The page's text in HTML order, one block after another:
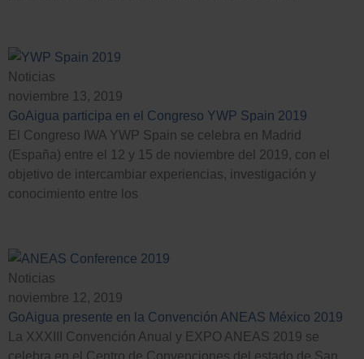
Noticias
noviembre 13, 2019
GoAigua participa en el Congreso YWP Spain 2019
El Congreso IWA YWP Spain se celebra en Madrid
(España) entre el 12 y 15 de noviembre del 2019, con el
objetivo de intercambiar experiencias, investigación y
conocimiento entre los
Noticias
noviembre 12, 2019
GoAigua presente en la Convención ANEAS México 2019
La XXXIII Convención Anual y EXPO ANEAS 2019 se
celebra en el Centro de Convenciones del estado de San